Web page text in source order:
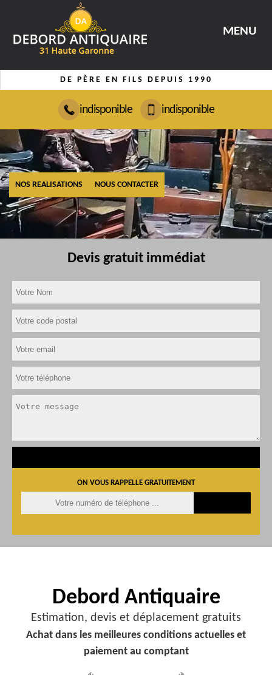
MENU
DE PÈRE EN FILS DEPUIS 1990
indisponible indisponible
NOS REALISATIONS NOUS CONTACTER
Devis gratuit immédiat
ON VOUS RAPPELLE GRATUITEMENT
Debord Antiquaire
Estimation, devis et déplacement gratuits
Achat dans les meilleures conditions actuelles et
paiement au comptant